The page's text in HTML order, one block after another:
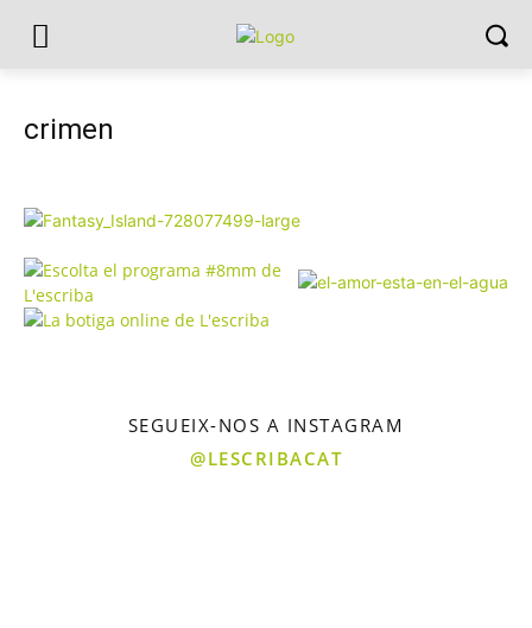
crimen
SEGUEIX-NOS A INSTAGRAM
@LESCRIBACAT